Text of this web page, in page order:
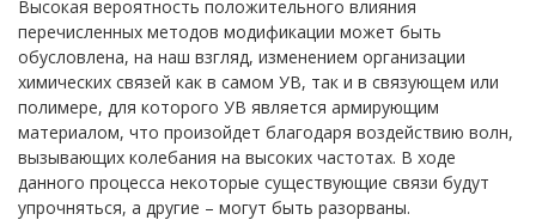
Высокая вероятность положительного влияния
перечисленных методов модификации может быть
обусловлена, на наш взгляд, изменением организации
химических связей как в самом УВ, так и в связующем или
полимере, для которого УВ является армирующим
материалом, что произойдет благодаря воздействию волн,
вызывающих колебания на высоких частотах. В ходе
данного процесса некоторые существующие связи будут
упрочняться, а другие – могут быть разорваны.